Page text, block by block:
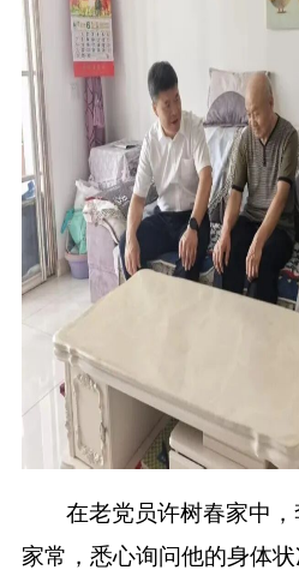
在老党员许树春家中
家常，悉心询问他的身体状